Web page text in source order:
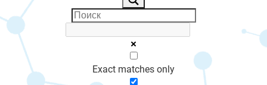
Exact matches only